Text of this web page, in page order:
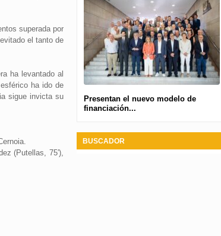
superada por
el tanto de
ha levantado al
ha ido de
sigue invicta su
(Putellas, 75′),
Presentan el nuevo modelo de
financiación...
BUSCADOR